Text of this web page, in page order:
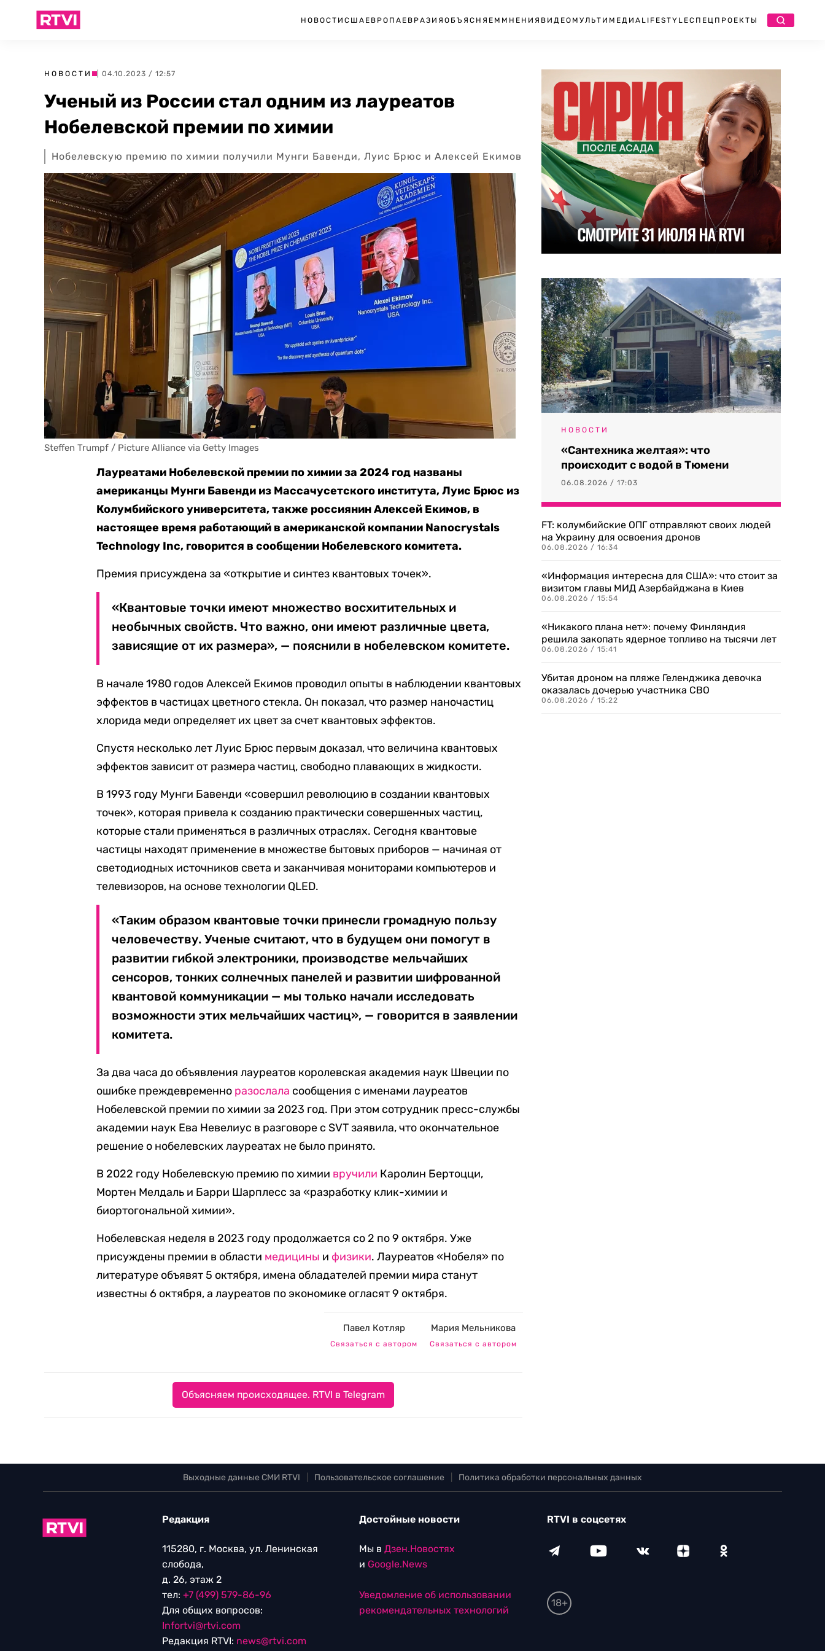
НОВОСТИ США ЕВРОПА ЕВРАЗИЯ ОБЪЯСНЯЕМ МНЕНИЯ ВИДЕО МУЛЬТИМЕДИА LIFESTYLEСПЕЦПРОЕКТЫ
НОВОСТИ | 04.10.2023 / 12:57
Ученый из России стал одним из лауреатов
Нобелевской премии по химии
Нобелевскую премию по химии получили Мунги Бавенди, Луис Брюс и Алексей Екимов
Steffen Trumpf / Picture Alliance via Getty Images
Лауреатами Нобелевской премии по химии за 2024 год названы
американцы Мунги Бавенди из Массачусетского института, Луиc Брюс из
Колумбийского университета, также россиянин Алексей Екимов, в
настоящее время работающий в американской компании Nanocrystals
Technology Inc, говорится в сообщении Нобелевского комитета.
Премия присуждена за «открытие и синтез квантовых точек».
«Квантовые точки имеют множество восхитительных и
необычных свойств. Что важно, они имеют различные цвета,
зависящие от их размера», — пояснили в нобелевском комитете.
В начале 1980 годов Алексей Екимов проводил опыты в наблюдении квантовых
эффектов в частицах цветного стекла. Он показал, что размер наночастиц
хлорида меди определяет их цвет за счет квантовых эффектов.
Спустя несколько лет Луис Брюс первым доказал, что величина квантовых
эффектов зависит от размера частиц, свободно плавающих в жидкости.
В 1993 году Мунги Бавенди «совершил революцию в создании квантовых
точек», которая привела к созданию практически совершенных частиц,
которые стали применяться в различных отраслях. Сегодня квантовые
частицы находят применение в множестве бытовых приборов — начиная от
светодиодных источников света и заканчивая мониторами компьютеров и
телевизоров, на основе технологии QLED.
«Таким образом квантовые точки принесли громадную пользу
человечеству. Ученые считают, что в будущем они помогут в
развитии гибкой электроники, производстве мельчайших
сенсоров, тонких солнечных панелей и развитии шифрованной
квантовой коммуникации — мы только начали исследовать
возможности этих мельчайших частиц», — говорится в заявлении
комитета.
За два часа до объявления лауреатов королевская академия наук Швеции по
ошибке преждевременно разослала сообщения с именами лауреатов
Нобелевской премии по химии за 2023 год. При этом сотрудник пресс-службы
академии наук Ева Невелиус в разговоре с SVT заявила, что окончательное
решение о нобелевских лауреатах не было принято.
В 2022 году Нобелевскую премию по химии вручили Каролин Бертоцци,
Мортен Мелдаль и Барри Шарплесс за «разработку клик-химии и
биортогональной химии».
Нобелевская неделя в 2023 году продолжается со 2 по 9 октября. Уже
присуждены премии в области медицины и физики. Лауреатов «Нобеля» по
литературе объявят 5 октября, имена обладателей премии мира станут
известны 6 октября, а лауреатов по экономике огласят 9 октября.
Павел Котляр
Связаться с автором
Мария Мельникова
Связаться с автором
Объясняем происходящее. RTVI в Telegram
НОВОСТИ
«Сантехника желтая»: что
происходит с водой в Тюмени
06.08.2026 / 17:03
FT: колумбийские ОПГ отправляют своих людей
на Украину для освоения дронов
06.08.2026 / 16:34
«Информация интересна для США»: что стоит за
визитом главы МИД Азербайджана в Киев
06.08.2026 / 15:54
«Никакого плана нет»: почему Финляндия
решила закопать ядерное топливо на тысячи лет
06.08.2026 / 15:41
Убитая дроном на пляже Геленджика девочка
оказалась дочерью участника СВО
06.08.2026 / 15:22
Выходные данные СМИ RTVI Пользовательское соглашение Политика обработки персональных данных
Редакция
115280, г. Москва, ул. Ленинская
слобода,
д. 26, этаж 2
тел: +7 (499) 579-86-96
Для общих вопросов:
Infortvi@rtvi.com
Редакция RTVI: news@rtvi.com
Достойные новости
Мы в Дзен.Новостях
и Google.News
Уведомление об использовании
рекомендательных технологий
RTVI в соцсетях
18+